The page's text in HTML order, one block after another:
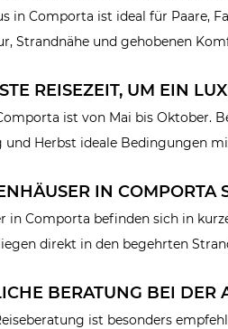
in Comporta ist ideal für Paare,
Strandnähe und gehobenen
REISEZEIT, UM EIN
ist von Mai bis Oktober.
Herbst ideale Bedingungen
IN COMPORTA
in Comporta befinden sich in
direkt in den begehrten
BERATUNG BEI
ist besonders